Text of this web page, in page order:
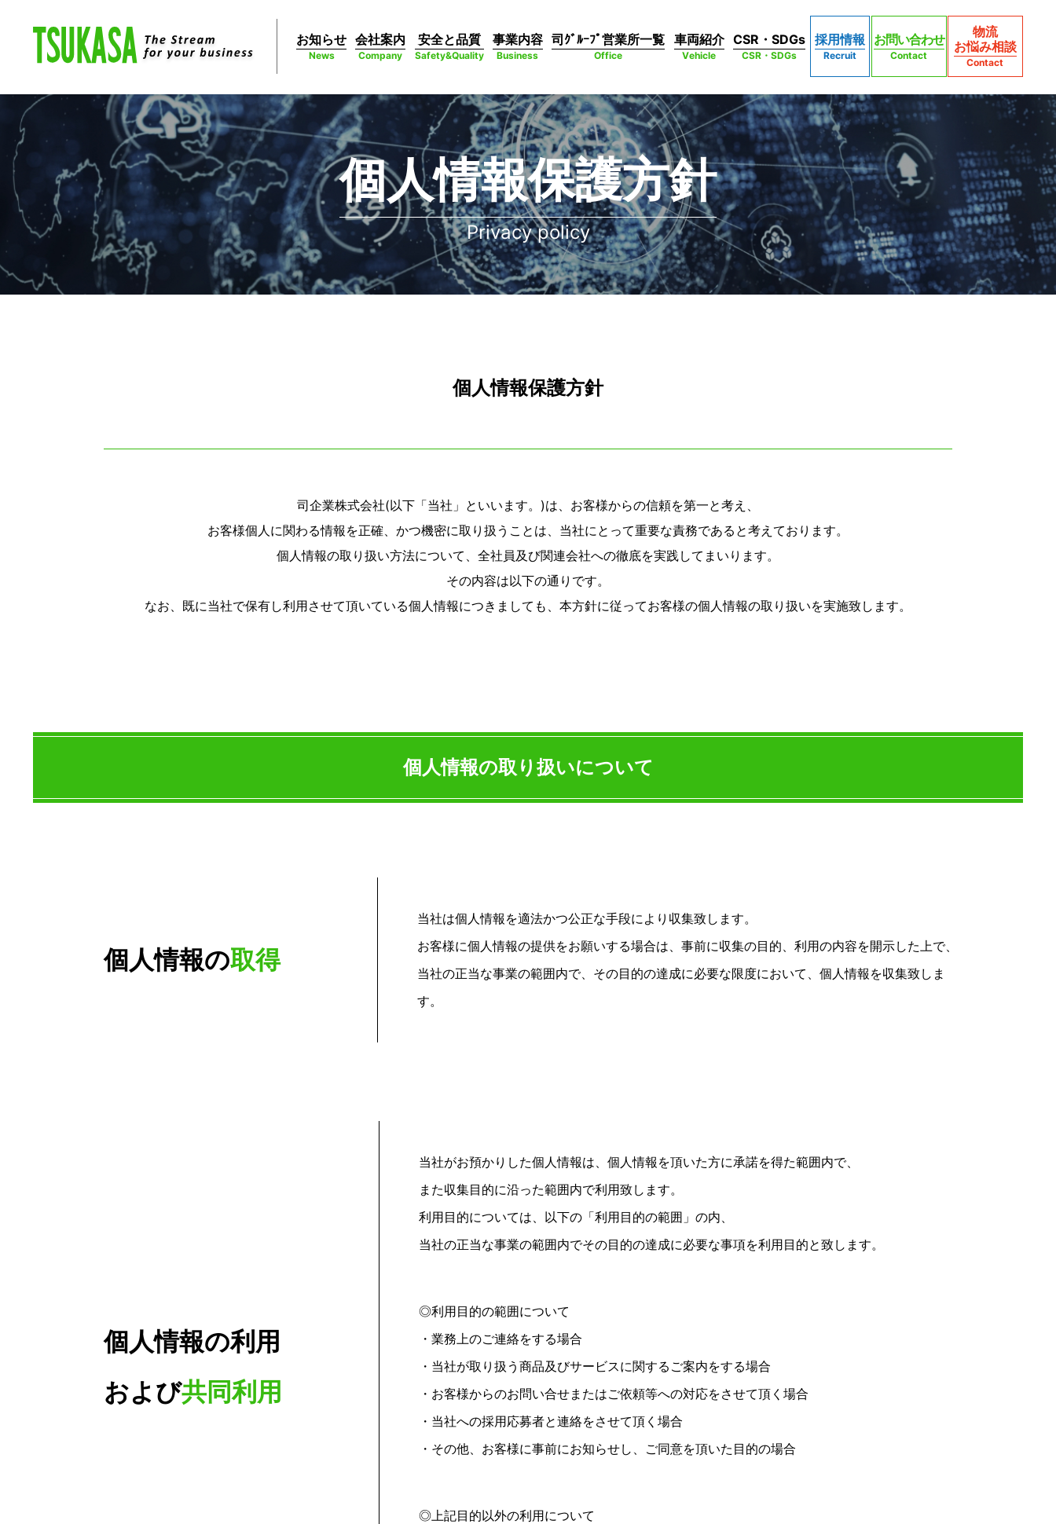
お知らせ
News
会社案内
Company
安全と品質
Safety&Quality
事業内容
Business
司ｸﾞﾙｰﾌﾟ営業所一覧
Office
車両紹介
Vehicle
CSR・SDGs
CSR・SDGs
採用情報
Recruit
お問い合わせ
Contact
物流
お悩み相談
Contact
個人情報保護方針
Privacy policy
個人情報保護方針
司企業株式会社(以下「当社」といいます。)は、お客様からの信頼を第一と考え、
お客様個人に関わる情報を正確、かつ機密に取り扱うことは、当社にとって重要な責務であると考えております。
個人情報の取り扱い方法について、全社員及び関連会社への徹底を実践してまいります。
その内容は以下の通りです。
なお、既に当社で保有し利用させて頂いている個人情報につきましても、本方針に従ってお客様の個人情報の取り扱いを実施致します。
個人情報の取り扱いについて
個人情報の取得
当社は個人情報を適法かつ公正な手段により収集致します。
お客様に個人情報の提供をお願いする場合は、事前に収集の目的、利用の内容を開示した上で、
当社の正当な事業の範囲内で、その目的の達成に必要な限度において、個人情報を収集致しま
す。
個人情報の利用
および共同利用
当社がお預かりした個人情報は、個人情報を頂いた方に承諾を得た範囲内で、
また収集目的に沿った範囲内で利用致します。
利用目的については、以下の「利用目的の範囲」の内、
当社の正当な事業の範囲内でその目的の達成に必要な事項を利用目的と致します。
◎利用目的の範囲について
・業務上のご連絡をする場合
・当社が取り扱う商品及びサービスに関するご案内をする場合
・お客様からのお問い合せまたはご依頼等への対応をさせて頂く場合
・当社への採用応募者と連絡をさせて頂く場合
・その他、お客様に事前にお知らせし、ご同意を頂いた目的の場合
◎上記目的以外の利用について